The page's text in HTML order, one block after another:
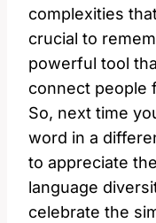
complexities
crucial to‍
powerful ​tool
connect people
⁤So,‍ next time
word⁤ in a
to ⁣appreciate⁣
⁣language
celebrate the